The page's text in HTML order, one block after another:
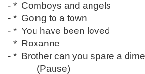
- * Comboys and angels
- * Going to a town
- * You have been loved
- * Roxanne
- * Brother can you spare a dime
(Pause)